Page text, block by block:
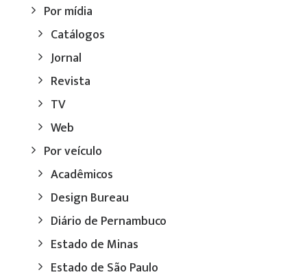
Por mídia
Catálogos
Jornal
Revista
TV
Web
Por veículo
Acadêmicos
Design Bureau
Diário de Pernambuco
Estado de Minas
Estado de São Paulo